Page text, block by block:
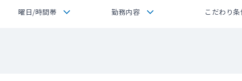
曜日/時間帯 勤務内容 こだわり条